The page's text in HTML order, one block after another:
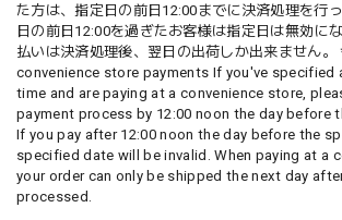
た方は、指定日の前日12:00までに決済処理を行
日の前日12:00を過ぎたお客様は指定日は無効に
払いは決済処理後、翌日の出荷しか出来ません
convenience store payments If you've specified
time and are paying at a convenience store,
payment process by 12:00 noon the day before
If you pay after 12:00 noon the day before the
specified date will be invalid. When paying at a
your order can only be shipped the next day
processed.